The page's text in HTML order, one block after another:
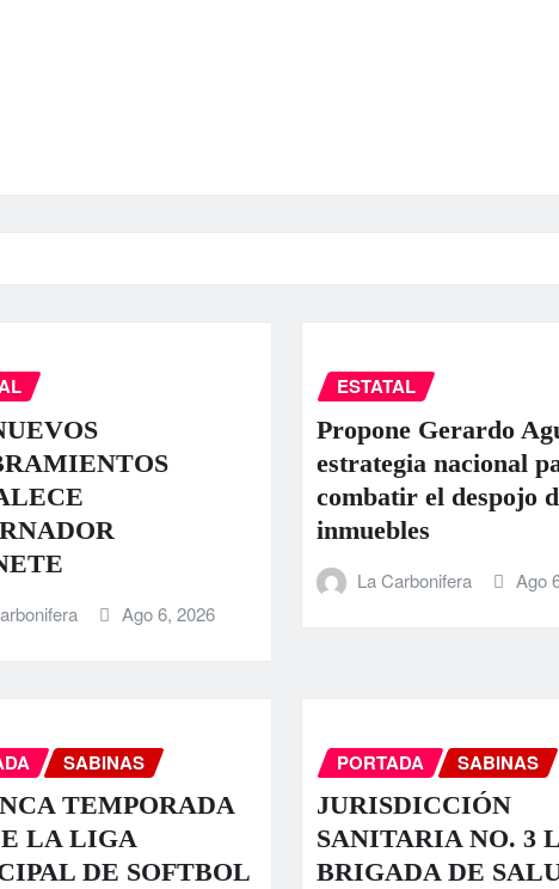
Ago 6, 2026
ESTATAL
Propone Gerardo
estrategia nacional
combatir el despojo
inmuebles
La Carbonifera Ago
SABINAS
TEMPORADA
LA LIGA
DE SOFTBOL
PORTADA SABINAS
JURISDICCIÓN
SANITARIA NO. 3
BRIGADA DE